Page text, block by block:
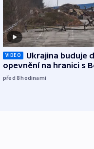
VIDEO
Ukrajina buduje
opevnění na hranici s
před 8hodinami